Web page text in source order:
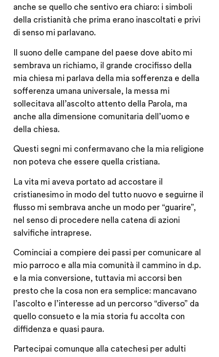
anche se quello che sentivo era chiaro: i simboli
della cristianità che prima erano inascoltati e privi
di senso mi parlavano.
Il suono delle campane del paese dove abito mi
sembrava un richiamo, il grande crocifisso della
mia chiesa mi parlava della mia sofferenza e della
sofferenza umana universale, la messa mi
sollecitava all’ascolto attento della Parola, ma
anche alla dimensione comunitaria dell’uomo e
della chiesa.
Questi segni mi confermavano che la mia religione
non poteva che essere quella cristiana.
La vita mi aveva portato ad accostare il
cristianesimo in modo del tutto nuovo e seguirne il
flusso mi sembrava anche un modo per “guarire”,
nel senso di procedere nella catena di azioni
salvifiche intraprese.
Cominciai a compiere dei passi per comunicare al
mio parroco e alla mia comunità il cammino in d.p.
e la mia conversione, tuttavia mi accorsi ben
presto che la cosa non era semplice: mancavano
l’ascolto e l’interesse ad un percorso “diverso” da
quello consueto e la mia storia fu accolta con
diffidenza e quasi paura.
Partecipai comunque alla catechesi per adulti